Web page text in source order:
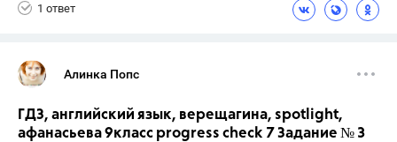
1 ответ
Алинка Попс
ГДЗ, английский язык, верещагина, spotlight,
афанасьева 9класс progress check 7 Задание № 3